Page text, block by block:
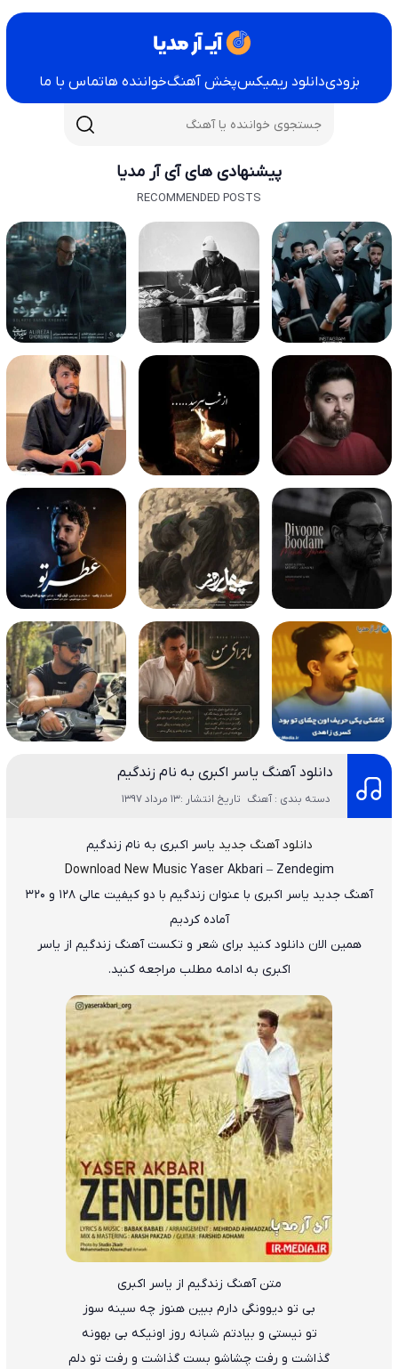
بزودیدانلود ریمیکسپخش آهنگخواننده هاتماس با ما
پیشنهادی های آی آر مدیا
RECOMMENDED POSTS
دانلود آهنگ یاسر اکبری به نام زندگیم
دسته بندی : آهنگ تاریخ انتشار :13 مرداد 1397
دانلود آهنگ جدید یاسر اکبری به نام زندگیم
Download New Music Yaser Akbari – Zendegim
آهنگ جدید یاسر اکبری با عنوان زندگیم
با دو کیفیت عالی ۱۲۸ و ۳۲۰
آماده کردیم
همین الان دانلود کنید برای شعر و تکست آهنگ زندگیم از یاسر
اکبری به ادامه مطلب مراجعه کنید.
متن آهنگ زندگیم از یاسر اکبری
بی تو دیوونگی دارم ببین هنوز چه سینه سوز
تو نیستی و بیادتم شبانه روز اونیکه بی بهونه
گذاشت و رفت چشاشو بست گذاشت و رفت تو دلم